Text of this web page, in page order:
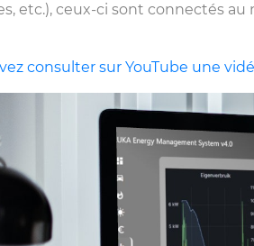
etc.), ceux-ci sont connectés
consulter sur YouTube une